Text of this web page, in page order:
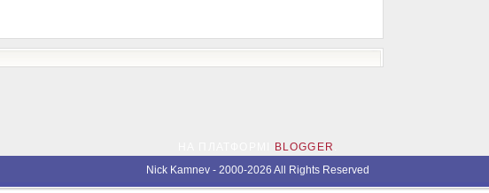
BLOGGER
Nick Kamnev - 2000-2026 All Rights Reserved